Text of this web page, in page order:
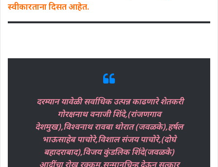
स्वीकारताना दिसत आहेत.
दरम्यान यावेळी सर्वाधिक उत्पन्न काढणारे शेतकरी
गोरक्षनाथ वनाजी शिंदे,(रांजणगाव
देशमुख),विश्वनाथ रावबा थोरात (जवळके),हर्षल
भाऊसाहेब पाचोरे,विशाल संजय पाचोरे,(दोघे
बहादराबाद),विजय कुंडलिक शिंदे(जवळके)
आदींचा रोख रक्कम,सन्मानचिन्ह देऊन सत्कार